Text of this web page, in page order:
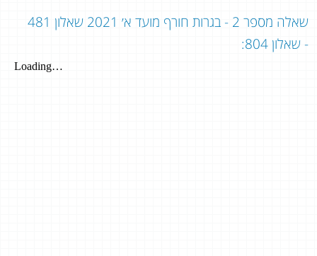
שאלה מספר 2 - בגרות חורף מועד א׳ 2021 שאלון 481
- שאלון 804: